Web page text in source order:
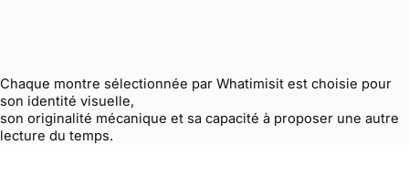
Chaque montre sélectionnée par Whatimisit est choisie pour
son identité visuelle,
son originalité mécanique et sa capacité à proposer une autre
lecture du temps.